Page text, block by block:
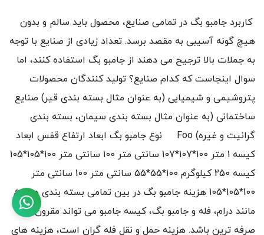
کاربرد جامبو بگ در تمامی صنایع، محصول باید سالم و بدون
هیچ گونه آسیبی به مقصد برسد. تعداد زیادی از صنایع با توجه
به جملات بالا ترجیح می دهند از جامبو بگ استفاده کنند، اما
سوال اینجاست که کدام صنایع؟ تولید کنندگان محصولات
پتروشیمی و شیمیایی (به عنوان مثال بسته بندی قیر) صنایع
ساختمانی (به عنوان مثال بسته بندی سیمان، بسته بندی
گرانیت و غیره) Foo نوع جامبو بگ ابعاد ارتفاع قفس ابعاد
کیسه 1 متر 100*107*107 سانتی متر 100 سانتی متر 100*105*105
کیسه 250 کیلوگرم 100*55*55 سانتی متر 100 سانتی متر
100*105*105 هزینه جامبو بگ در بین تمامی بسته بندی ها نوع
مانند درام، فله و جامبو بگ، کیسه جامبو می تواند مقرون به
صرفه ترین باشد. هزینه حمل و نقل فله گران است، هزینه های